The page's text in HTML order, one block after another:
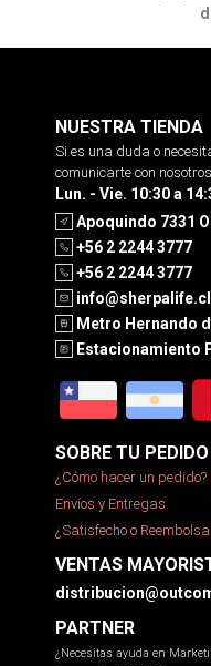
NUESTRA TIENDA
Si es una duda o
comunicarte con nosotros
Lun. - Vie. 10:30 a
Apoquindo 7331
+56 2 2244 3777
+56 2 2244 3777
info@sherpalife.cl
Metro Hernando
Estacionamiento
SOBRE TU PEDIDO
¿Cómo hacer un pedido?
Envíos y Entregas
¿Satisfecho o
VENTAS
PARTNER
¿Necesitas ayuda en